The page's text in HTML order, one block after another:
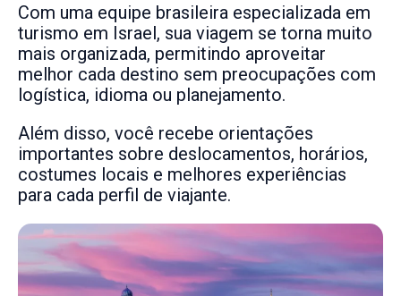
Com uma equipe brasileira especializada em
turismo em Israel, sua viagem se torna muito
mais organizada, permitindo aproveitar
melhor cada destino sem preocupações com
logística, idioma ou planejamento.
Além disso, você recebe orientações
importantes sobre deslocamentos, horários,
costumes locais e melhores experiências
para cada perfil de viajante.